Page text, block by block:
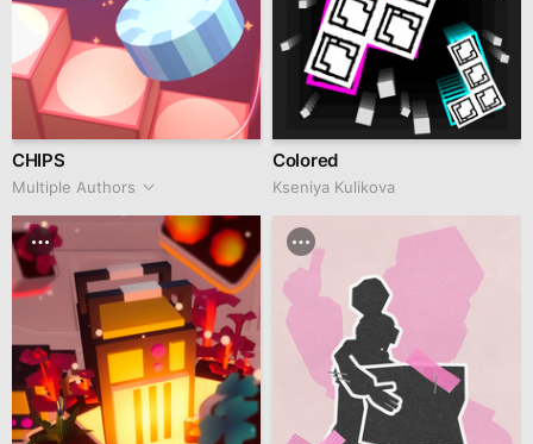
CHIPS
Multiple Authors
Colored
Kseniya Kulikova